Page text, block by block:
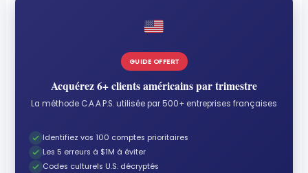
GUIDE OFFERT
Acquérez 6+ clients américains par trimestre
La méthode C.A.A.P.S. utilisée par 500+ entreprises françaises
Identifiez vos 100 comptes prioritaires
Les 5 erreurs à $1M à éviter
Codes culturels U.S. décryptés